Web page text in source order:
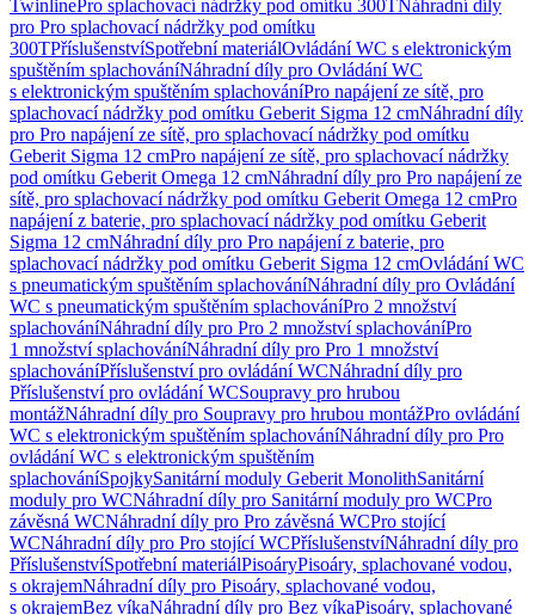
TwinlinePro splachovací nádržky pod omítku 300TNáhradní díly
pro Pro splachovací nádržky pod omítku
300TPříslušenstvíSpotřební materiálOvládání WC s elektronickým
spuštěním splachováníNáhradní díly pro Ovládání WC
s elektronickým spuštěním splachováníPro napájení ze sítě, pro
splachovací nádržky pod omítku Geberit Sigma 12 cmNáhradní díly
pro Pro napájení ze sítě, pro splachovací nádržky pod omítku
Geberit Sigma 12 cmPro napájení ze sítě, pro splachovací nádržky
pod omítku Geberit Omega 12 cmNáhradní díly pro Pro napájení ze
sítě, pro splachovací nádržky pod omítku Geberit Omega 12 cmPro
napájení z baterie, pro splachovací nádržky pod omítku Geberit
Sigma 12 cmNáhradní díly pro Pro napájení z baterie, pro
splachovací nádržky pod omítku Geberit Sigma 12 cmOvládání WC
s pneumatickým spuštěním splachováníNáhradní díly pro Ovládání
WC s pneumatickým spuštěním splachováníPro 2 množství
splachováníNáhradní díly pro Pro 2 množství splachováníPro
1 množství splachováníNáhradní díly pro Pro 1 množství
splachováníPříslušenství pro ovládání WCNáhradní díly pro
Příslušenství pro ovládání WCSoupravy pro hrubou
montážNáhradní díly pro Soupravy pro hrubou montážPro ovládání
WC s elektronickým spuštěním splachováníNáhradní díly pro Pro
ovládání WC s elektronickým spuštěním
splachováníSpojkySanitární moduly Geberit MonolithSanitární
moduly pro WCNáhradní díly pro Sanitární moduly pro WCPro
závěsná WCNáhradní díly pro Pro závěsná WCPro stojící
WCNáhradní díly pro Pro stojící WCPříslušenstvíNáhradní díly pro
PříslušenstvíSpotřební materiálPisoáryPisoáry, splachované vodou,
s okrajemNáhradní díly pro Pisoáry, splachované vodou,
s okrajemBez víkaNáhradní díly pro Bez víkaPisoáry, splachované